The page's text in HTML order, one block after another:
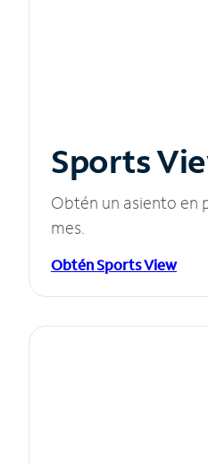
Sports
Obtén un asiento en
mes.
Obtén Sports View